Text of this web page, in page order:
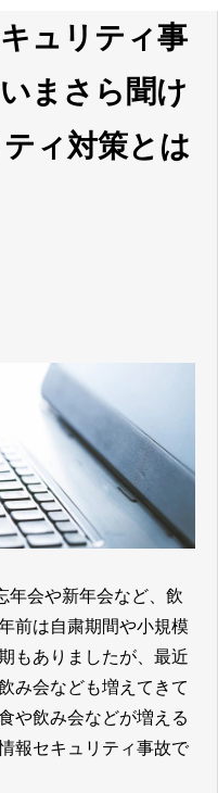
ュリティ事
まさら聞け
ィ対策とは
年会や新年会など、飲
前は自粛期間や小規模
もありましたが、最近
み会なども増えてきて
や飲み会などが増える
報セキュリティ事故で